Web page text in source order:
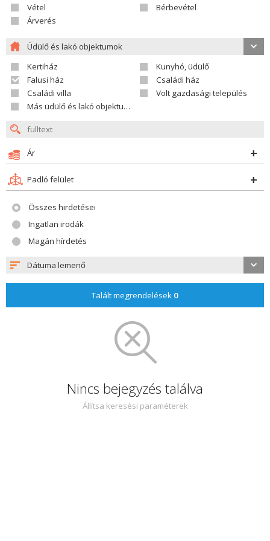
Vétel
Bérbevétel
Árverés
Üdülő és lakó objektumok
Kertiház
Kunyhó, üdülő
Falusi ház
Családi ház
Családi villa
Volt gazdasági település
Más üdülő és lakó objektumok
Ár
Padló felület
Összes hirdetései
Ingatlan irodák
Magán hírdetés
Dátuma lemenő
Talált megrendelések 0
Nincs bejegyzés találva
Állítsa keresési paraméterek